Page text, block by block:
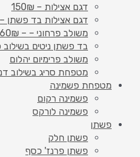
דגם אצילות – 150₪
דגם אצילות בד פשתן – 150₪
משולב פרחוני – – 160₪
בד פשתן ניטים בשילוב
משולב פרימיום יהלום
מטפחת סריג בשילוב
מטפחת פשמינה
פשמינה רקום
פשמינה לורקס
פשתן
פשתן חלק
פשתן פרנז' כסף